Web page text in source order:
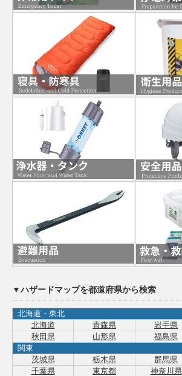
▼ハザードマップを都道府県から検索
北海道・東北
北海道
青森県 岩手県
秋田県
山形県
福島県
関東
茨城県
栃木県 群馬県
千葉県
東京都
神奈川県